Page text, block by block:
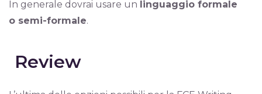
In generale dovrai usare un linguaggio formale
o semi-formale.
Review